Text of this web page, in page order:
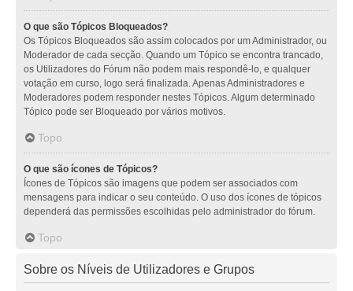
O que são Tópicos Bloqueados?
Os Tópicos Bloqueados são assim colocados por um Administrador, ou
Moderador de cada secção. Quando um Tópico se encontra trancado,
os Utilizadores do Fórum não podem mais respondê-lo, e qualquer
votação em curso, logo será finalizada. Apenas Administradores e
Moderadores podem responder nestes Tópicos. Algum determinado
Tópico pode ser Bloqueado por vários motivos.
Topo
O que são ícones de Tópicos?
Ícones de Tópicos são imagens que podem ser associados com
mensagens para indicar o seu conteúdo. O uso dos ícones de tópicos
dependerá das permissões escolhidas pelo administrador do fórum.
Topo
Sobre os Níveis de Utilizadores e Grupos